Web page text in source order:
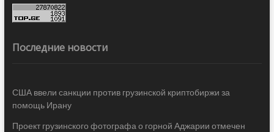
Последние новости
США ввели санкции против грузинской криптобиржи за
помощь Ирану
Проект грузинского фотографа о горной Аджарии отмечен